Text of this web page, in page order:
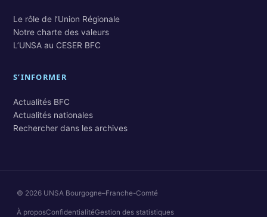
Le rôle de l’Union Régionale
Notre charte des valeurs
L’UNSA au CESER BFC
S’INFORMER
Actualités BFC
Actualités nationales
Rechercher dans les archives
© 2026 UNSA Bourgogne–Franche-Comté
À proposConfidentialitéGestion des statistiques